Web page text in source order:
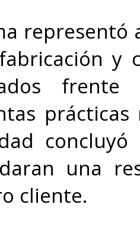
representó
y
una
cliente.